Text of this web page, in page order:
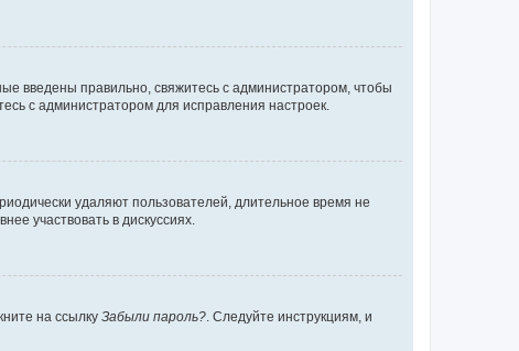
введены правильно, свяжитесь с администратором, чтобы
с администратором для исправления настроек.
удаляют пользователей, длительное время не
участвовать в дискуссиях.
на ссылку Забыли пароль? . Следуйте инструкциям, и